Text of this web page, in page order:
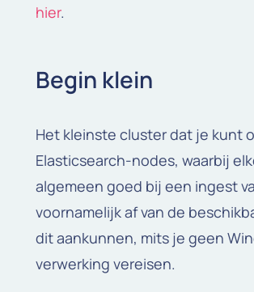
hier.
Begin klein
Het kleinste cluster dat je kunt
Elasticsearch-nodes, waarbij
algemeen goed bij een ingest
voornamelijk af van de
dit aankunnen, mits je geen
verwerking vereisen.